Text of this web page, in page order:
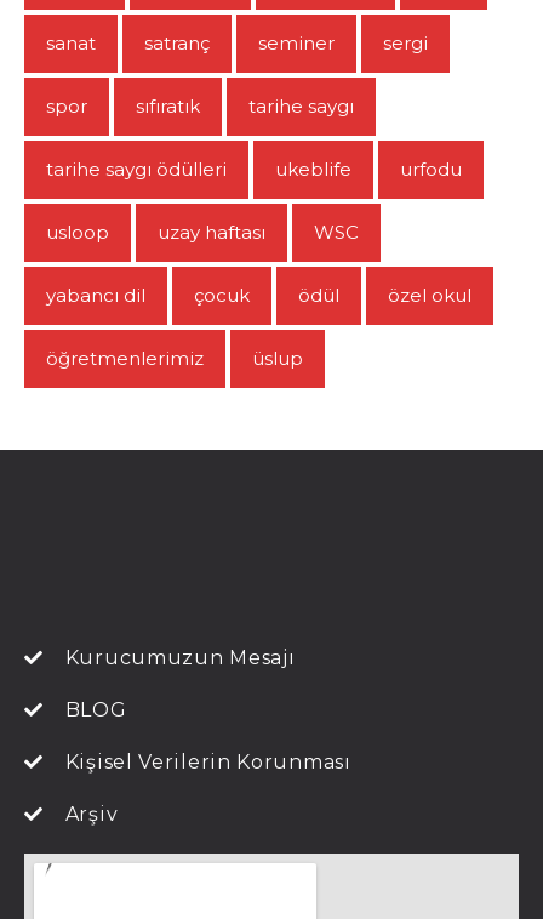
sanat satranç seminer sergi
spor sıfıratık tarihe saygı
tarihe saygı ödülleri ukeblife urfodu
usloop uzay haftası WSC
yabancı dil çocuk ödül özel okul
öğretmenlerimiz üslup
Kurucumuzun Mesajı
BLOG
Kişisel Verilerin Korunması
Arşiv